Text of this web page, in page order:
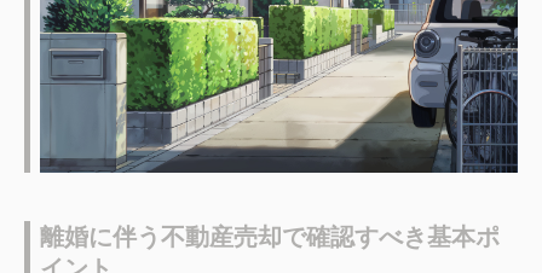
離婚に伴う不動産売却で確認すべき基本ポ
イント